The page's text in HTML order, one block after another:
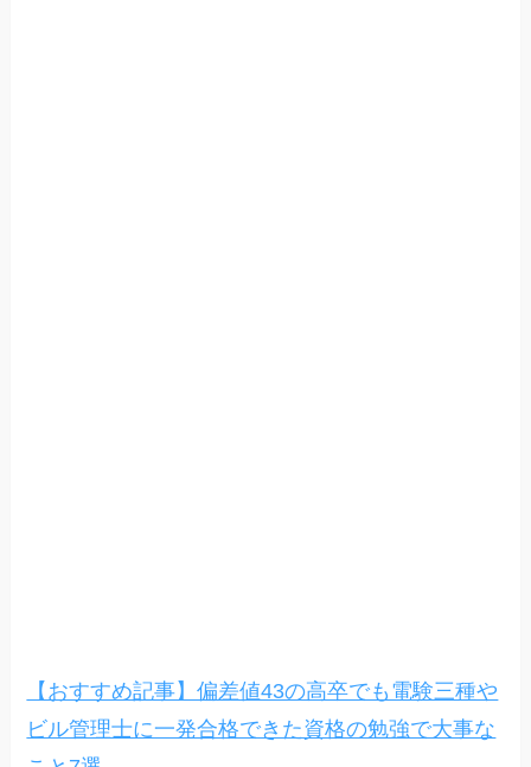
【おすすめ記事】偏差値43の高卒でも電験三種や
ビル管理士に一発合格できた資格の勉強で大事な